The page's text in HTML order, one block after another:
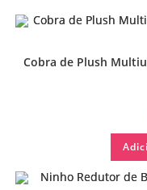
Cobra de Plush